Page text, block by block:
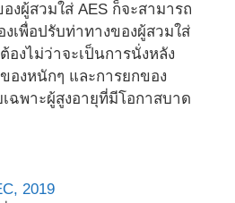
งผู้สวมใส่ AES ก็จะสามารถ
งเพื่อปรับท่าทางของผู้สวมใส่
องไม่ว่าจะเป็นการนั่งหลัง
องหนักๆ และการยกของ
ฉพาะผู้สูงอายุที่มีโอกาสบาด
2019